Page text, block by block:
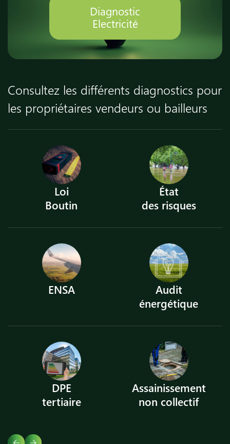
Diagnostic
Electricité
Consultez les différents diagnostics pour
les propriétaires vendeurs ou bailleurs
Loi
Boutin
État
des risques
ENSA
Audit
énergétique
DPE
tertiaire
Assainissement
non collectif